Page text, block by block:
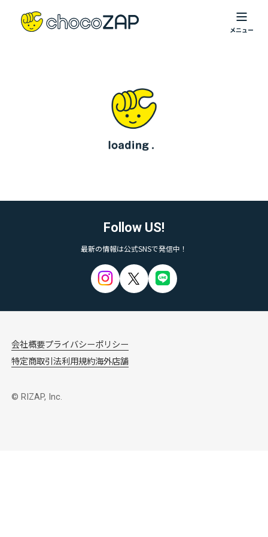
Follow US!
最新の情報は公式SNSで発信中！
会社概要プライバシーポリシー
特定商取引法利用規約海外店舗
© RIZAP, Inc.